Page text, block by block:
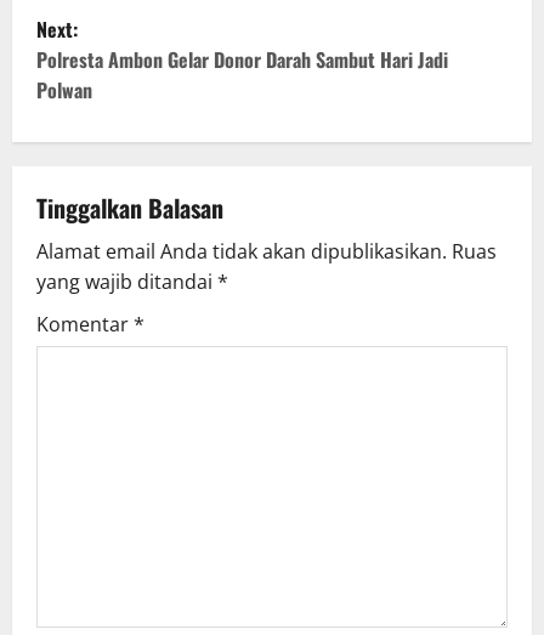
s
t
n
v
i
g
Next:
Polresta Ambon Gelar Donor Darah Sambut Hari Jadi
Polwan
Tinggalkan Balasan
Alamat email Anda tidak akan dipublikasikan. Ruas
yang wajib ditandai *
Komentar*